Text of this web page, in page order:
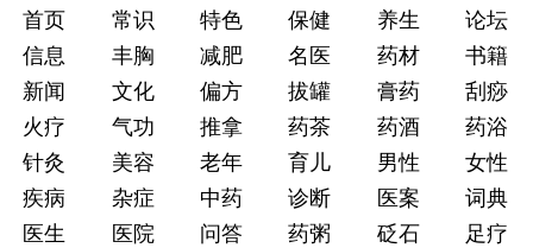
首页 常识 特色 保健 养生
论坛
信息
丰胸 减肥 名医 药材
书籍
新闻
文化 偏方 拔罐 膏药
刮痧
火疗
气功 推拿 药茶 药酒
药浴
针灸
美容 老年 育儿 男性
女性
疾病
杂症 中药 诊断 医案
词典
医生
医院 问答 药粥 砭石 足疗